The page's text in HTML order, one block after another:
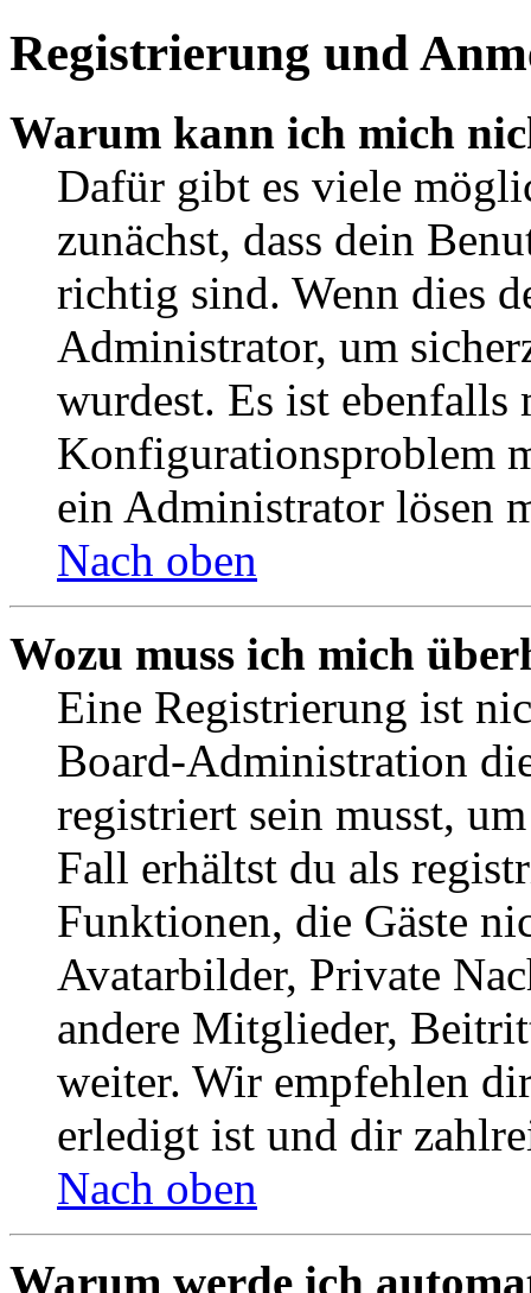
Registrierung und
Warum kann ich mich
Dafür gibt es viele
zunächst, dass dein
richtig sind. Wenn dies
Administrator, um
wurdest. Es ist ebenfalls
Konfigurationsproblem
ein Administrator lösen
Nach oben
Wozu muss ich mich
Eine Registrierung ist
Board-Administration
registriert sein musst,
Fall erhältst du als
Funktionen, die Gäste
Avatarbilder, Private
andere Mitglieder,
weiter. Wir empfehlen
erledigt ist und dir
Nach oben
Warum werde ich